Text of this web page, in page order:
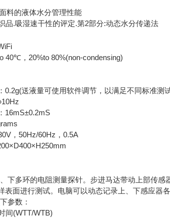
料的液体水分管理性能
品.吸湿速干性的评定.第2部分:动态水分传递法
40℃，20%to 80%(non-condensing)
0.2g(送液量可使用软件调节，以满足不同标准测
16mS±0.2mS
，50Hz/60Hz，0.5A
下多环的电阻测量探针。步进马达带动上部传
表面进行测试。电脑可以动态记录上、下感应器
参数：
间(WTT/WTB)